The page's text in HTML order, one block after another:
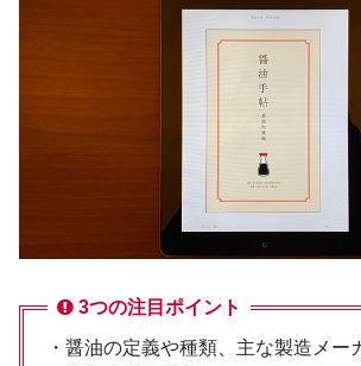
3つの注目ポイント
・醤油の定義や種類、主な製造メー